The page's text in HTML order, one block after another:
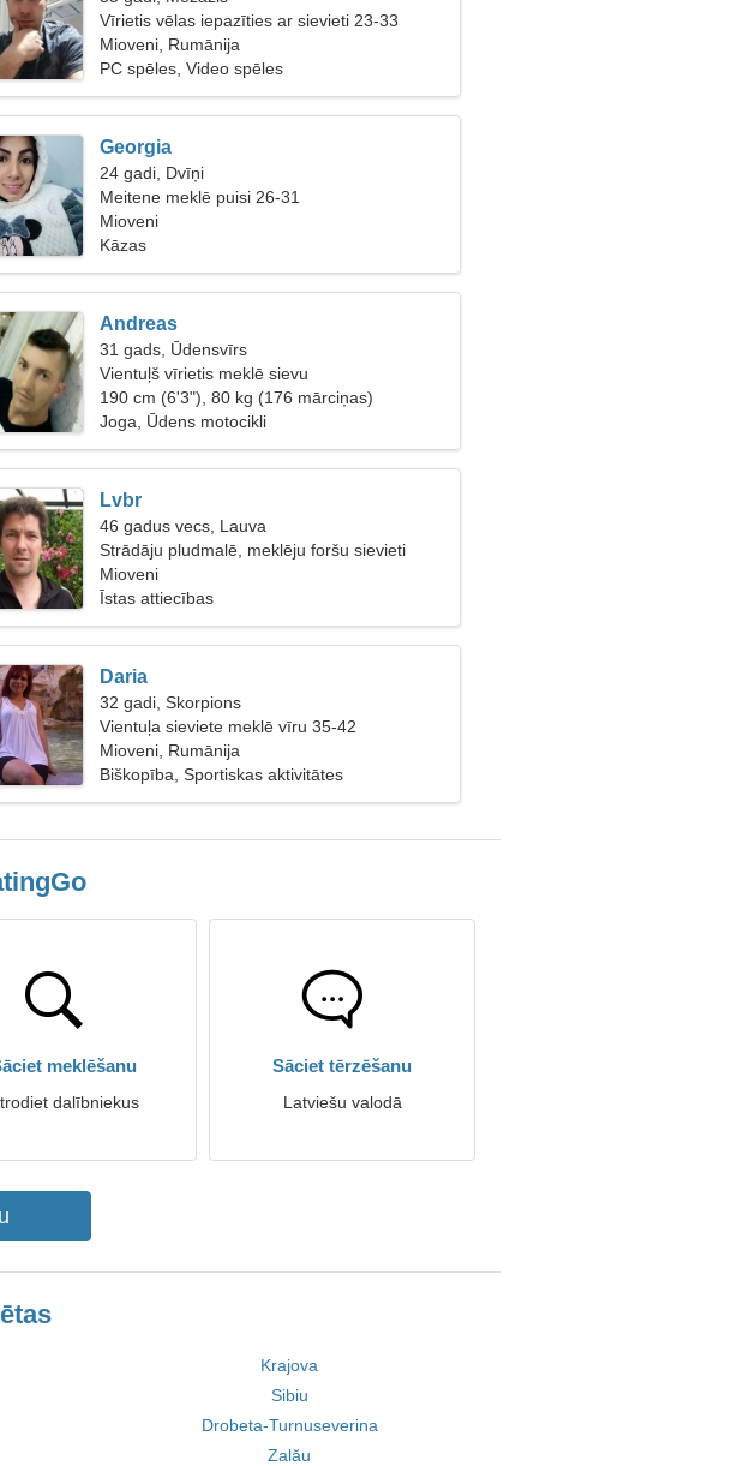
Vīrietis vēlas iepazīties ar sievieti 23-33
Mioveni, Rumānija
PC spēles, Video spēles
Georgia
24 gadi, Dvīņi
Meitene meklē puisi 26-31
Mioveni
Kāzas
Andreas
31 gads, Ūdensvīrs
Vientuļš vīrietis meklē sievu
190 cm (6'3"), 80 kg (176 mārciņas)
Joga, Ūdens motocikli
Lvbr
46 gadus vecs, Lauva
Strādāju pludmalē, meklēju foršu sievieti
Mioveni
Īstas attiecības
Daria
32 gadi, Skorpions
Vientuļa sieviete meklē vīru 35-42
Mioveni, Rumānija
Biškopība, Sportiskas aktivitātes
meklēšanu
dalībniekus
Sāciet tērzēšanu
Latviešu valodā
Krajova
Sibiu
Drobeta-Turnuseverina
Zalău